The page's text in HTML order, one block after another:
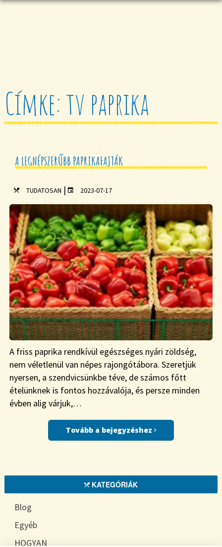
Címke: tv paprika
A LEGNÉPSZERŰBB PAPRIKAFAJTÁK
TUDATOSAN | 2023-07-17
A friss paprika rendkívül egészséges nyári zöldség,
nem véletlenül van népes rajongótábora. Szeretjük
nyersen, a szendvicsünkbe téve, de számos főtt
ételünknek is fontos hozzávalója, és persze minden
évben alig várjuk,…
Tovább a bejegyzéshez
KATEGÓRIÁK
Blog
Egyéb
HOGYAN